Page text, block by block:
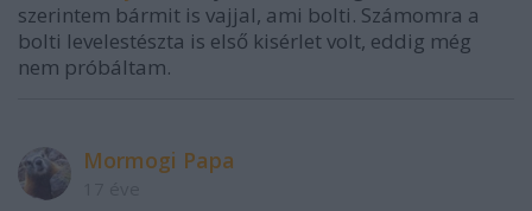
szerintem bármit is vajjal, ami bolti. Számomra a
bolti levelestészta is első kisérlet volt, eddig még
nem próbáltam.
Mormogi Papa